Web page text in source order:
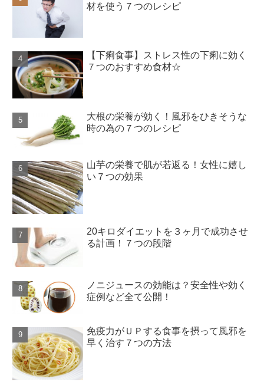
材を使う７つのレシピ
【下痢食事】ストレス性の下痢に効く
７つのおすすめ食材☆
大根の栄養が効く！風邪をひきそうな
時の為の７つのレシピ
山芋の栄養で肌が若返る！女性に嬉し
い７つの効果
20キロダイエットを３ヶ月で成功させ
る計画！７つの段階
ノニジュースの効能は？安全性や効く
症例など全て公開！
免疫力がＵＰする食事を摂って風邪を
早く治す７つの方法